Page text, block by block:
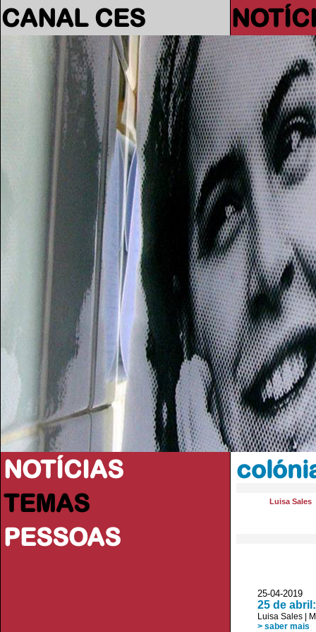
CANAL CES
NOTÍCIAS
TEMAS
PESSOAS
Luisa Sales
25-04-2019
25 de
Luisa Sales
> saber mais